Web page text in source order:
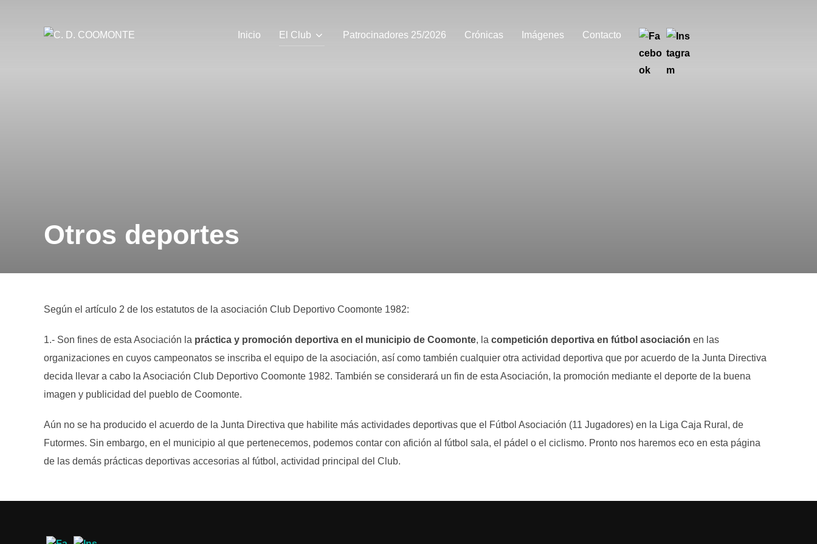
Inicio El Club Patrocinadores 25/2026 Crónicas Imágenes Contacto
Otros deportes
Según el artículo 2 de los estatutos de la asociación Club Deportivo Coomonte 1982:
1.- Son fines de esta Asociación la práctica y promoción deportiva en el municipio de Coomonte, la competición deportiva en fútbol asociación en las
organizaciones en cuyos campeonatos se inscriba el equipo de la asociación, así como también cualquier otra actividad deportiva que por acuerdo de la Junta Directiva
decida llevar a cabo la Asociación Club Deportivo Coomonte 1982. También se considerará un fin de esta Asociación, la promoción mediante el deporte de la buena
imagen y publicidad del pueblo de Coomonte.
Aún no se ha producido el acuerdo de la Junta Directiva que habilite más actividades deportivas que el Fútbol Asociación (11 Jugadores) en la Liga Caja Rural, de
Futormes. Sin embargo, en el municipio al que pertenecemos, podemos contar con afición al fútbol sala, el pádel o el ciclismo. Pronto nos haremos eco en esta página
de las demás prácticas deportivas accesorias al fútbol, actividad principal del Club.